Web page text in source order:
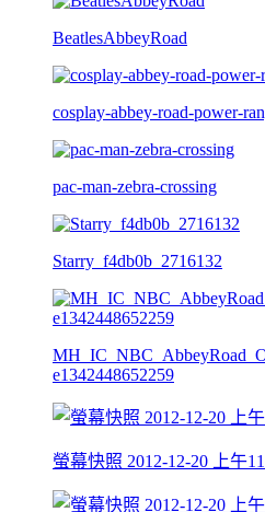
BeatlesAbbeyRoad
cosplay-abbey-road-power-
pac-man-zebra-crossing
Starry_f4db0b_2716132
e1342448652259
螢幕快照 2012-12-20 上午